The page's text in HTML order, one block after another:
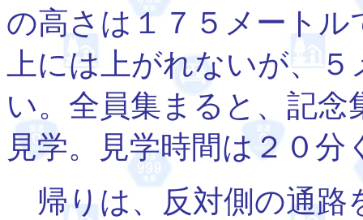
の高さは１７５メートル
上には上がれないが、
い。全員集まると、記
見学。見学時間は２０分
帰りは、反対側の通路